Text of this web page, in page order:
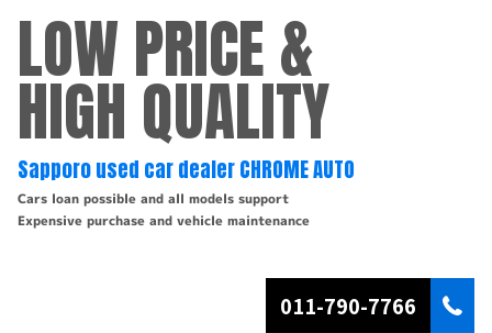
LOW PRICE &
HIGH QUALITY
Sapporo used car dealer CHROME AUTO
Cars loan possible and all models support
Expensive purchase and vehicle maintenance
011-790-7766